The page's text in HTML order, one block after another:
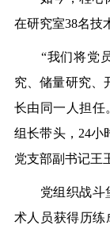
在研究室38名技
“我们将党员
究、储量研究、
长由同一人担任
组长带头，24小
党支部副书记王
党组织战斗堡
术人员获得历练